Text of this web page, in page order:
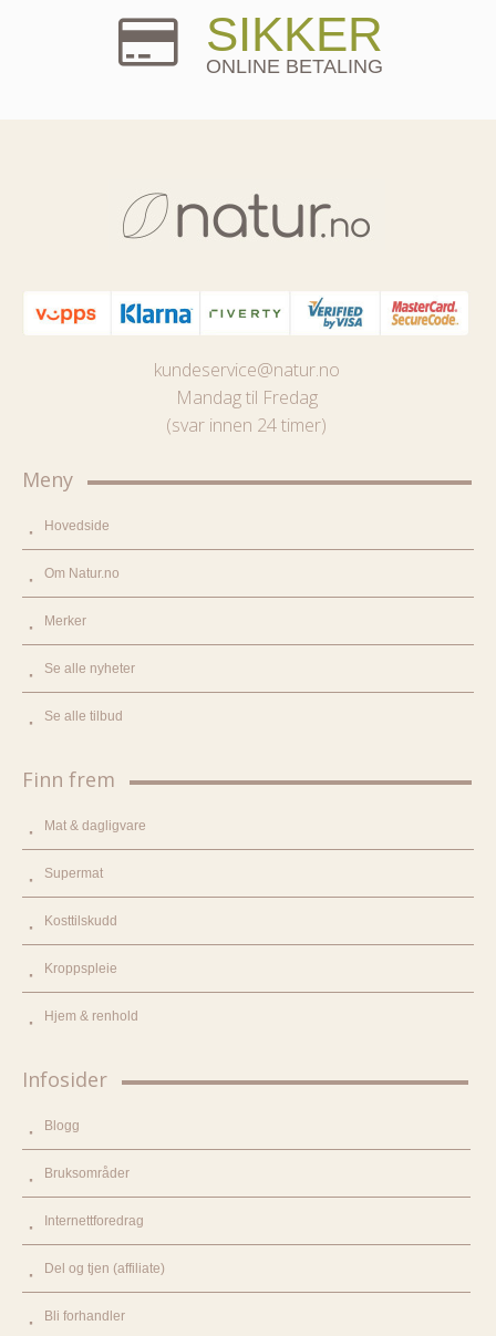
SIKKER
ONLINE BETALING
kundeservice@natur.no
Mandag til Fredag
(svar innen 24 timer)
Meny
Hovedside
Om Natur.no
Merker
Se alle nyheter
Se alle tilbud
Finn frem
Mat & dagligvare
Supermat
Kosttilskudd
Kroppspleie
Hjem & renhold
Infosider
Blogg
Bruksområder
Internettforedrag
Del og tjen (affiliate)
Bli forhandler